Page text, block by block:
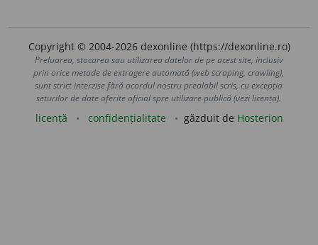
Copyright © 2004-2026 dexonline (https://dexonline.ro)
Preluarea, stocarea sau utilizarea datelor de pe acest site, inclusiv
prin orice metode de extragere automată (web scraping, crawling),
sunt strict interzise fără acordul nostru prealabil scris, cu excepția
seturilor de date oferite oficial spre utilizare publică (vezi licența).
licență confidențialitate găzduit de Hosterion